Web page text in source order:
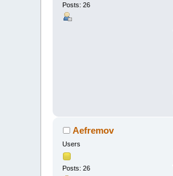
Posts: 26
Aefremov
Users
Posts: 26